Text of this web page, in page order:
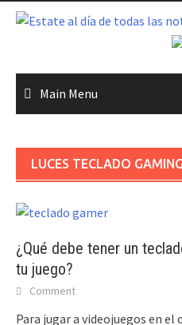
Skip
Main Menu
LUCES TECLADO GAMING
¿Qué debe tener un
tu juego?
Comment
Para jugar a videojuegos en el